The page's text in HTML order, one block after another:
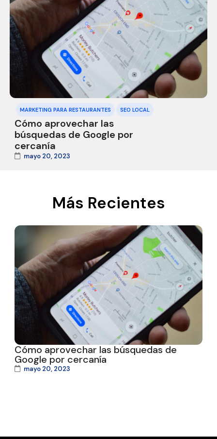
MARKETING PARA RESTAURANTES SEO LOCAL
Cómo aprovechar las
búsquedas de Google por
cercanía
mayo 20, 2023
Más Recientes
Cómo aprovechar las búsquedas de
Google por cercanía
mayo 20, 2023